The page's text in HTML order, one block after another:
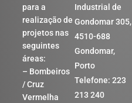
para a
realização de
projetos nas
seguintes
áreas:
– Bombeiros
/ Cruz
Vermelha
Industrial de
Gondomar 305,
4510-688
Gondomar,
Porto
Telefone: 223
213 240